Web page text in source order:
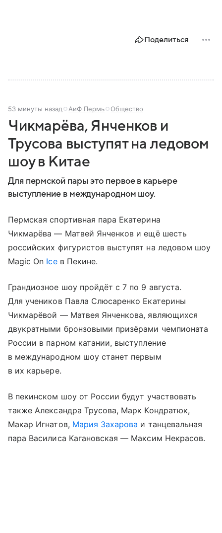
Поделиться
53 минуты назад АиФ Пермь Общество
Чикмарёва, Янченков и
Трусова выступят на ледовом
шоу в Китае
Для пермской пары это первое в карьере
выступление в международном шоу.
Пермская спортивная пара Екатерина
Чикмарёва — Матвей Янченков и ещё шесть
российских фигуристов выступят на ледовом шоу
Magic On Iceв Пекине.
Грандиозное шоу пройдёт с 7 по 9 августа.
Для учеников Павла Слюсаренко Екатерины
Чикмарёвой — Матвея Янченкова, являющихся
двукратными бронзовыми призёрами чемпионата
России в парном катании, выступление
в международном шоу станет первым
в их карьере.
В пекинском шоу от России будут участвовать
также Александра Трусова, Марк Кондратюк,
Макар Игнатов, Мария Захарова и танцевальная
пара Василиса Кагановская — Максим Некрасов.